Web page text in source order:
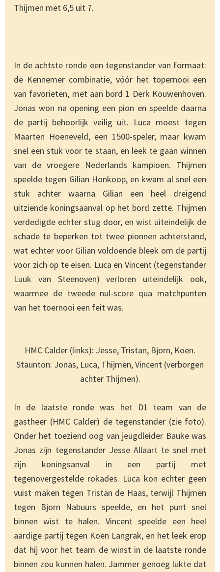
Thijmen met 6,5 uit 7.
In de achtste ronde een tegenstander van formaat:
de Kennemer combinatie, vóór het topernooi een
van favorieten, met aan bord 1 Derk Kouwenhoven.
Jonas won na opening een pion en speelde daarna
de partij behoorlijk veilig uit. Luca moest tegen
Maarten Hoeneveld, een 1500-speler, maar kwam
snel een stuk voor te staan, en leek te gaan winnen
van de vroegere Nederlands kampioen. Thijmen
speelde tegen Gilian Honkoop, en kwam al snel een
stuk achter waarna Gilian een heel dreigend
uitziende koningsaanval op het bord zette. Thijmen
verdedigde echter stug door, en wist uiteindelijk de
schade te beperken tot twee pionnen achterstand,
wat echter voor Gilian voldoende bleek om de partij
voor zich op te eisen. Luca en Vincent (tegenstander
Luuk van Steenoven) verloren uiteindelijk ook,
waarmee de tweede nul-score qua matchpunten
van het toernooi een feit was.
HMC Calder (links): Jesse, Tristan, Bjorn, Koen.
Staunton: Jonas, Luca, Thijmen, Vincent (verborgen
achter Thijmen).
In de laatste ronde was het D1 team van de
gastheer (HMC Calder) de tegenstander (zie foto).
Onder het toeziend oog van jeugdleider Bauke was
Jonas zijn tegenstander Jesse Allaart te snel met
zijn koningsanval in een partij met
tegenovergestelde rokades. Luca kon echter geen
vuist maken tegen Tristan de Haas, terwijl Thijmen
tegen Bjorn Nabuurs speelde, en het punt snel
binnen wist te halen. Vincent speelde een heel
aardige partij tegen Koen Langrak, en het leek erop
dat hij voor het team de winst in de laatste ronde
binnen zou kunnen halen. Jammer genoeg lukte dat